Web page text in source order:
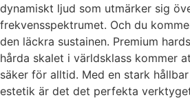
dynamiskt ljud som utmärker sig
frekvensspektrumet. Och du
den läckra sustainen. Premium
hårda skalet i världsklass kommer
säker för alltid. Med en stark
estetik är det det perfekta